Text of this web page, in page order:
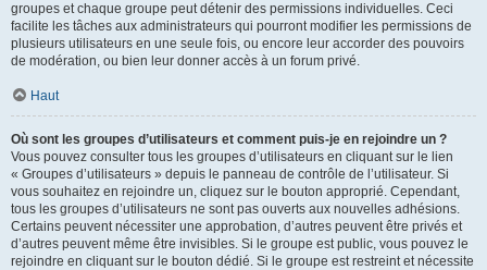
groupes et chaque groupe peut détenir des permissions individuelles. Ceci
facilite les tâches aux administrateurs qui pourront modifier les permissions de
plusieurs utilisateurs en une seule fois, ou encore leur accorder des pouvoirs
de modération, ou bien leur donner accès à un forum privé.
Haut
Où sont les groupes d’utilisateurs et comment puis-je en rejoindre un ?
Vous pouvez consulter tous les groupes d’utilisateurs en cliquant sur le lien
« Groupes d’utilisateurs » depuis le panneau de contrôle de l’utilisateur. Si
vous souhaitez en rejoindre un, cliquez sur le bouton approprié. Cependant,
tous les groupes d’utilisateurs ne sont pas ouverts aux nouvelles adhésions.
Certains peuvent nécessiter une approbation, d’autres peuvent être privés et
d’autres peuvent même être invisibles. Si le groupe est public, vous pouvez le
rejoindre en cliquant sur le bouton dédié. Si le groupe est restreint et nécessite